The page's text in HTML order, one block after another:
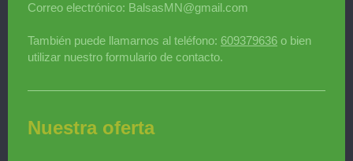
Correo electrónico: BalsasMN@gmail.com
También puede llamarnos al teléfono: 609379636 o bien
utilizar nuestro formulario de contacto.
Nuestra oferta